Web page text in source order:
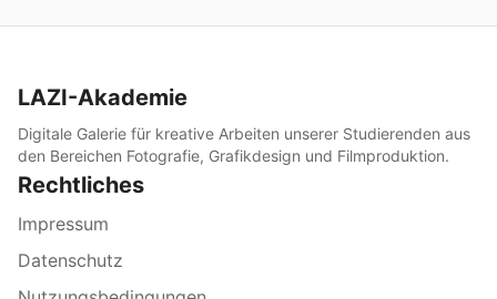
LAZI-Akademie
Digitale Galerie für kreative Arbeiten unserer Studierenden aus
den Bereichen Fotografie, Grafikdesign und Filmproduktion.
Rechtliches
Impressum
Datenschutz